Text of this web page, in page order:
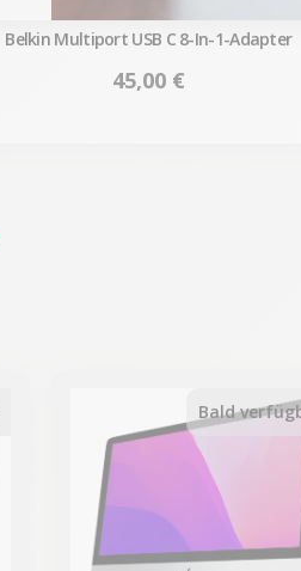
Belkin Multiport USB C 8-In-1-Adapter
Preis
45,00 €
Bald